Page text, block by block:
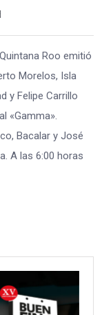
Roo emitió
Morelos, Isla
y Felipe Carrillo
«Gamma».
Bacalar y José
A las 6:00 horas